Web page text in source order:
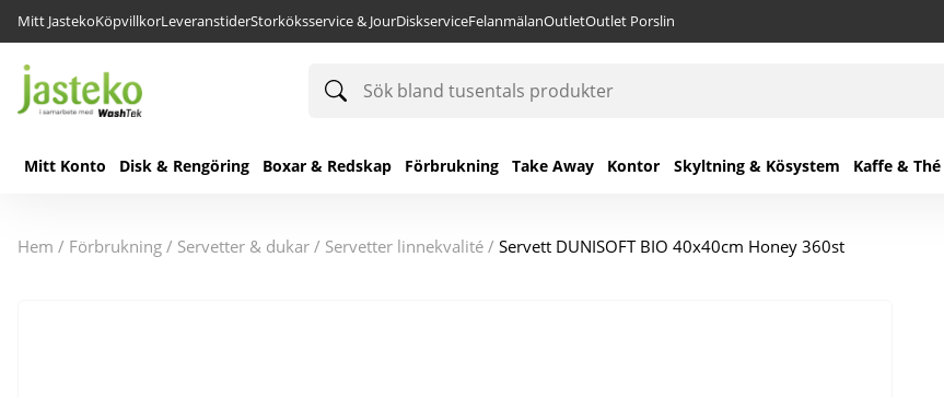
Mitt JastekoKöpvillkorLeveranstiderStorköksservice & JourDiskserviceFelanmälanOutletOutlet Porslin
Sök
bland
produkter
Mitt Konto Disk & Rengöring Boxar & Redskap Förbrukning Take Away Kontor Skyltning & Kösystem Kaffe & Thé
hem / förbrukning / servetter & dukar / servetter linnekvalité / Servett DUNISOFT BIO 40x40cm Honey 360st